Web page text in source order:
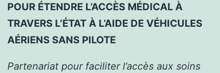
POUR ÉTENDRE L’ACCÈS MÉDICAL À
TRAVERS L’ÉTAT À L’AIDE DE VÉHICULES
AÉRIENS SANS PILOTE
Partenariat pour faciliter l’accès aux soins